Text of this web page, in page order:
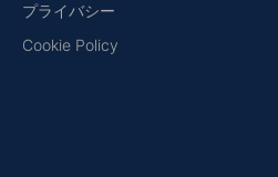
プライバシー
Cookie Policy